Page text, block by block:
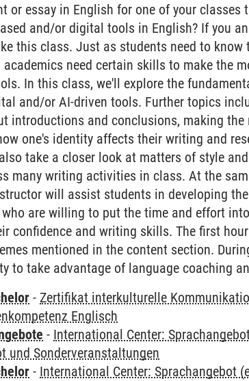
or essay in English for one of your classes
and/or digital tools in English? If you
this class. Just as students need to
academics need certain skills to make the
In this class, we'll explore the
and/or AI-driven tools. Further topics
introductions and conclusions, making
one's identity affects their writing and
take a closer look at matters of style
many writing activities in class. At the
will assist students in developing
are willing to put the time and effort
confidence and writing skills. The first
mentioned in the content section.
to take advantage of language coaching
- Zertifikat interkulturelle
Englisch
- International Center:
und Sonderveranstaltungen
- International Center: Sprachangebot